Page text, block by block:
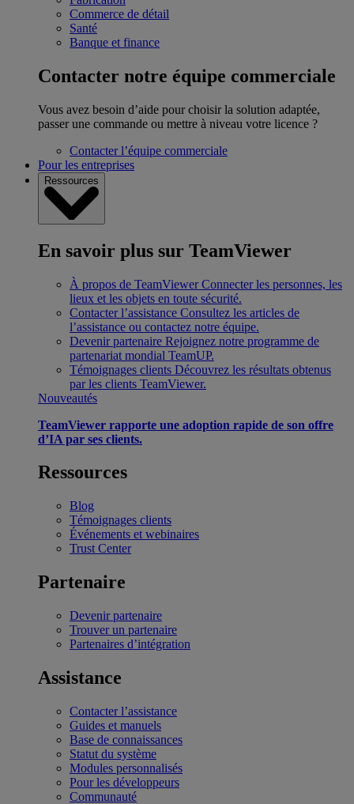
Commerce de détail
Santé
Banque et finance
Contacter notre équipe commerciale
Vous avez besoin d’aide pour choisir la solution adaptée,
passer une commande ou mettre à niveau votre licence ?
Contacter l’équipe commerciale
Pour les entreprises
Ressources
En savoir plus sur TeamViewer
À propos de TeamViewer Connecter les personnes, les
lieux et les objets en toute sécurité.
Contacter l’assistance Consultez les articles de
l’assistance ou contactez notre équipe.
Devenir partenaire Rejoignez notre programme de
partenariat mondial TeamUP.
Témoignages clients Découvrez les résultats obtenus
par les clients TeamViewer.
Nouveautés
TeamViewer rapporte une adoption rapide de son offre
d’IA par ses clients.
Ressources
Blog
Témoignages clients
Événements et webinaires
Trust Center
Partenaire
Devenir partenaire
Trouver un partenaire
Partenaires d’intégration
Assistance
Contacter l’assistance
Guides et manuels
Base de connaissances
Statut du système
Modules personnalisés
Pour les développeurs
Communauté